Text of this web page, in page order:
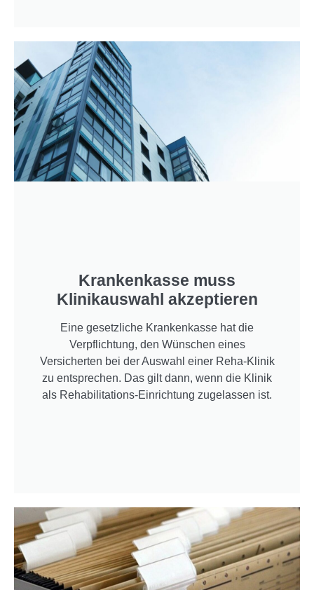
Krankenkasse muss
Klinikauswahl akzeptieren
Eine gesetzliche Krankenkasse hat die
Verpflichtung, den Wünschen eines
Versicherten bei der Auswahl einer Reha-Klinik
zu entsprechen. Das gilt dann, wenn die Klinik
als Rehabilitations-Einrichtung zugelassen ist.